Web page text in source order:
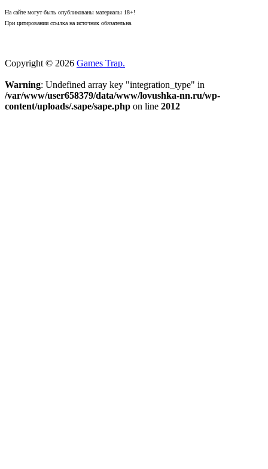
На сайте могут быть опубликованы материалы 18+!
При цитировании ссылка на источник обязательна.
Copyright © 2026 Games Trap.
Warning: Undefined array key "integration_type" in
/var/www/user658379/data/www/lovushka-nn.ru/wp-
content/uploads/.sape/sape.php on line 2012